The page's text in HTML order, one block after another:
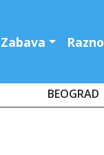
Zabava Razno
BEOGRAD